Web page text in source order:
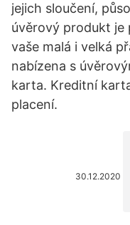
jejich sloučení,
úvěrový produkt je
vaše malá i velká
nabízena s
karta. Kreditní
placení.
30.12.2020